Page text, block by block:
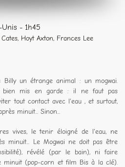
- 1h45
Hoyt Axton, Frances Lee
Billy un étrange animal : un mogwai.
bien mis en garde : il ne faut pas
tout contact avec l'eau , et surtout,
minuit... Sinon...
vives, le tenir éloigné de l'eau, ne
minuit... Le Mogwai ne doit pas être
révélé (par le bain), ni faire
minuit (pop-corn et film Bis à la clé).